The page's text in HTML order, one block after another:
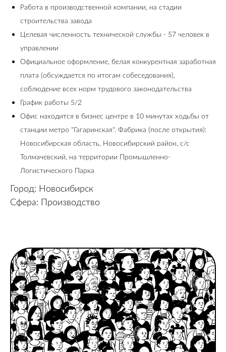
Работа в производственной компании, на стадии
строительства завода
Целевая численность технической службы - 57 человек в
управлении
Официальное оформление, белая конкурентная заработная
плата (обсуждается по итогам собеседования),
соблюдение всех норм трудового законодательства
График работы 5/2
Офис находится в бизнес центре в 10 минутах ходьбы от
станции метро "Гагаринская". Фабрика (после открытия):
Новосибирская область, Новосибирский район, с/с
Толмачевский, на территории Промышленно-
Логистического Парка
Город: Новосибирск
Сфера: Производство